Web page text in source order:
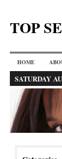
TOP
HOME
SATURDAY